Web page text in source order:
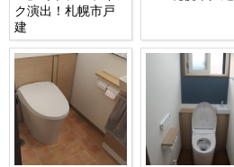
ク演出！札幌市戸
建